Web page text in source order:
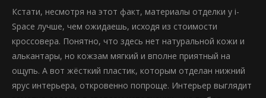
Кстати, несмотря на этот факт, материалы отделки у i-
Space лучше, чем ожидаешь, исходя из стоимости
кроссовера. Понятно, что здесь нет натуральной кожи и
алькантары, но кожзам мягкий и вполне приятный на
ощупь. А вот жёсткий пластик, которым отделан нижний
ярус интерьера, откровенно попроще. Интерьер выглядит